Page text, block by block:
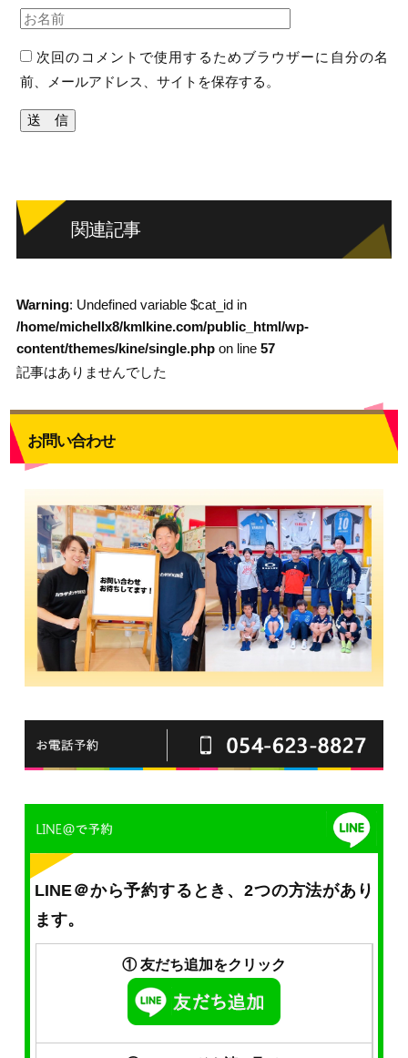
次回のコメントで使用するためブラウザーに自分の名
前、メールアドレス、サイトを保存する。
関連記事
Warning: Undefined variable $cat_id in
/home/michellx8/kmlkine.com/public_html/wp-
content/themes/kine/single.phpon line 57
記事はありませんでした
お問い合わせ
LINE＠から予約するとき、2つの方法があり
ます。
① 友だち追加をクリック